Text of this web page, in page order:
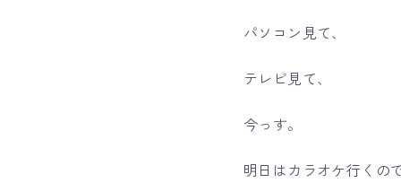
パソコン見て、
テレビ見て、
今っす。
明日はカラオケ行くの